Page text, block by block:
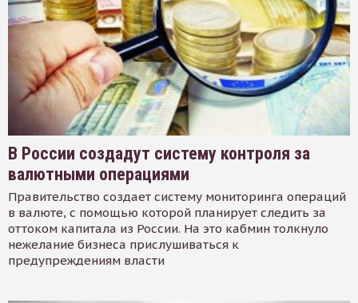
В России создадут систему контроля за
валютными операциями
Правительство создает систему мониторинга операций
в валюте, с помощью которой планирует следить за
оттоком капитала из России. На это кабмин толкнуло
нежелание бизнеса прислушиваться к
предупреждениям власти